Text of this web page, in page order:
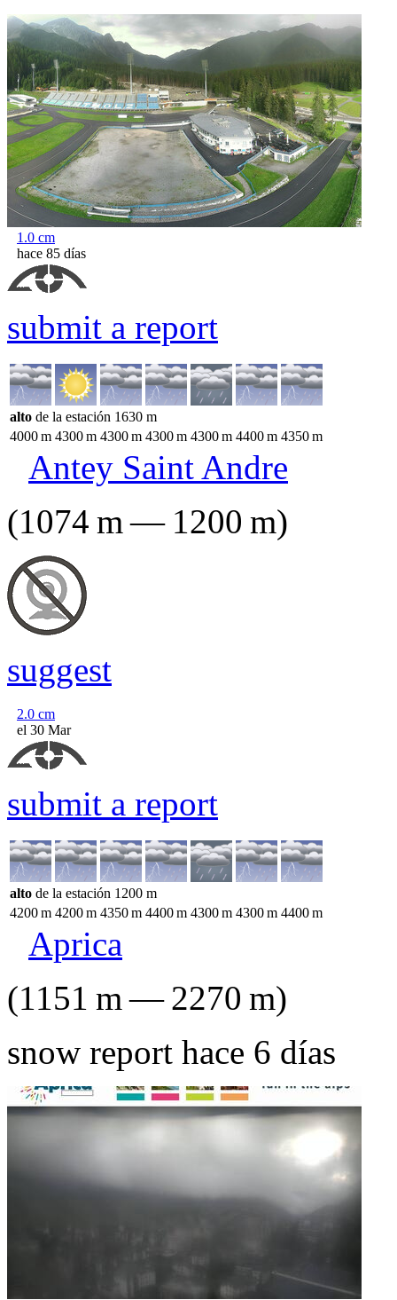
1.0 cm
hace 85 días
submit a report
alto de la estación 1630 m
4000m 4300m 4300m 4300m 4300m 4400m 4350m
Antey Saint Andre
(1074 m— 1200 m)
suggest
2.0 cm
el 30 Mar
submit a report
alto de la estación 1200 m
4200m 4200m 4350m 4400m 4300m 4300m 4400m
Aprica
(1151 m—2270 m)
snow report hace 6 días